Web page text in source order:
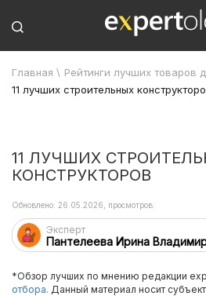
Главная \ Рейтинги лучших товаров
11 лучших строительных
11 ЛУЧШИХ
КОНСТРУКТОРОВ
Эксперт
Пантелеева Ирина
Обновлено: 26.05.2026, просмотров:
*Обзор лучших по мнению редакции
отбора. Данный материал носит